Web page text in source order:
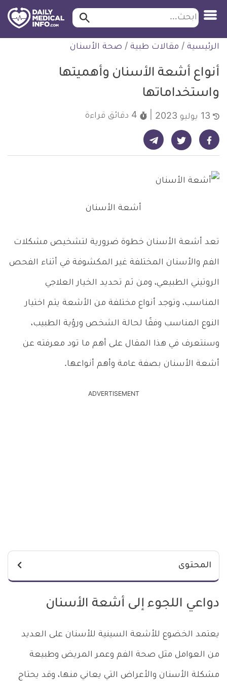
التخطي
للمحتوى
ابحث ابحث…
الرئيسية / مقالات طبية / صحة الأسنان
أنواع أشعة الأسنان وأهميتها
واستخداماتها
4 دقائق قراءة
شارك على فيسبوك - ديلي ميديكال انفو شارك على تويتر - ديلي ميديكال انفو شارك على تيليجرام - ديلي ميديكال انفو
أشعة الأسنان
تعد أشعة الأسنان خطوة ضرورية لتشخيص مشكلات
الفم والأسنان المختلفة غير المكشوفة في أثناء الفحص
الروتيني الطبيعي، ومن ثم تحديد الخيار العلاجي
المناسب، وتوجد أنواع مختلفة من الأشعة يتم اختيار
النوع المناسب وفقًا لحالة الشخص ورؤية الطبيب،
وسنتعرف في هذا المقال على أهم ما تود معرفته عن
أشعة الأسنان بصفة عامة وأهم أنواعها.
ADVERTISEMENT
المحتوى
دواعي اللجوء إلى أشعة الأسنان
يعتمد الخضوع للأشعة السينية للأسنان على العديد
من العوامل مثل صحة الفم وعمر المريض وطبيعة
مشكلة الأسنان والأعراض التي يعاني منها، وقد يحتاج